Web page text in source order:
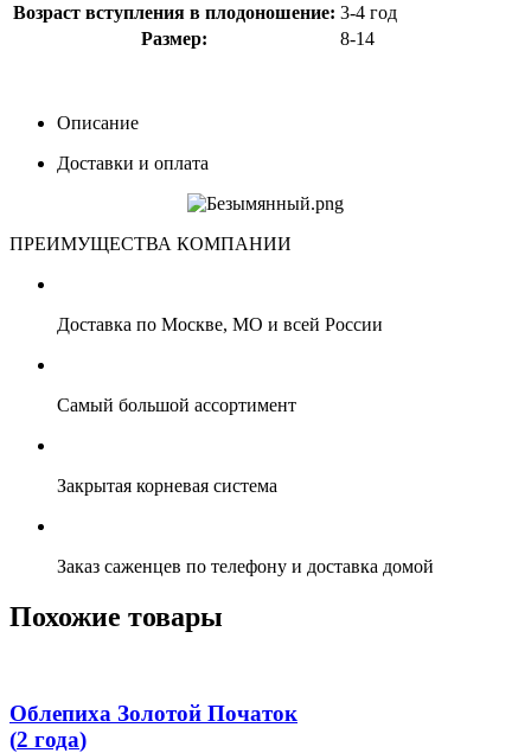
Возраст вступления в плодоношение: 3-4 год
Размер:
8-14
Описание
Доставки и оплата
ПРЕИМУЩЕСТВА КОМПАНИИ
Доставка по Москве, МО и всей России
Самый большой ассортимент
Закрытая корневая система
Заказ саженцев по телефону и доставка домой
Похожие товары
Облепиха Золотой Початок
(2 года)